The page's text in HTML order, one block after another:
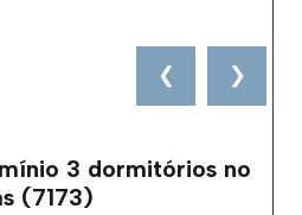
❮ ❯
3 dormitórios no
(7173)